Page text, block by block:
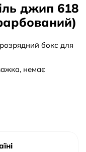
джип 618
бокс для
немає
який знаходиться